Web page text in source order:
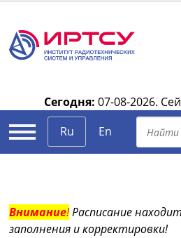
Сегодня: 07-08-2026.
Ru
En
Внимание!Расписание
заполнения и корректировки!